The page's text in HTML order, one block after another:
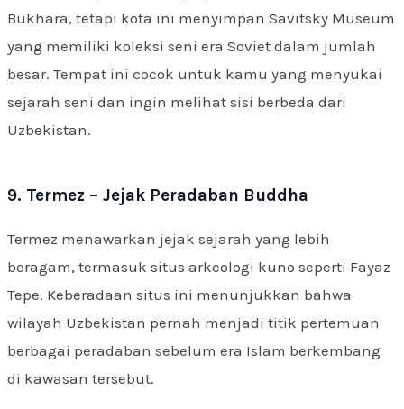
Bukhara, tetapi kota ini menyimpan Savitsky Museum
yang memiliki koleksi seni era Soviet dalam jumlah
besar. Tempat ini cocok untuk kamu yang menyukai
sejarah seni dan ingin melihat sisi berbeda dari
Uzbekistan.
9. Termez – Jejak Peradaban Buddha
Termez menawarkan jejak sejarah yang lebih
beragam, termasuk situs arkeologi kuno seperti Fayaz
Tepe. Keberadaan situs ini menunjukkan bahwa
wilayah Uzbekistan pernah menjadi titik pertemuan
berbagai peradaban sebelum era Islam berkembang
di kawasan tersebut.